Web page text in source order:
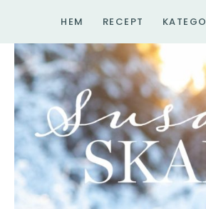
innehåll
HEM RECEPT